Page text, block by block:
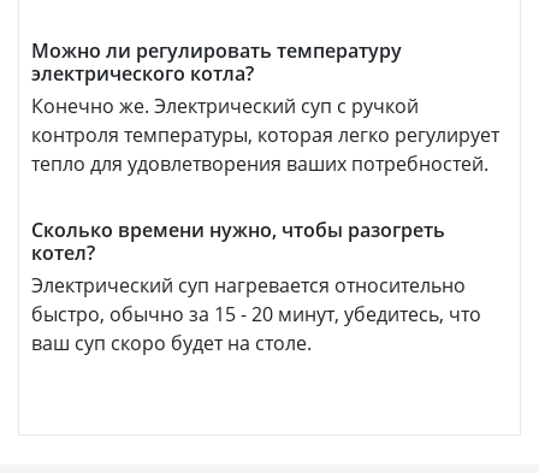
Можно ли регулировать температуру
электрического котла?
Конечно же. Электрический суп с ручкой
контроля температуры, которая легко регулирует
тепло для удовлетворения ваших потребностей.
Сколько времени нужно, чтобы разогреть
котел?
Электрический суп нагревается относительно
быстро, обычно за 15 - 20 минут, убедитесь, что
ваш суп скоро будет на столе.